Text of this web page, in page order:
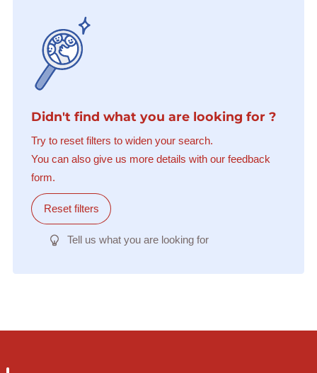
Didn't find what you are looking for ?
Try to reset filters to widen your search.
You can also give us more details with our feedback
form.
Reset filters
Tell us what you are looking for